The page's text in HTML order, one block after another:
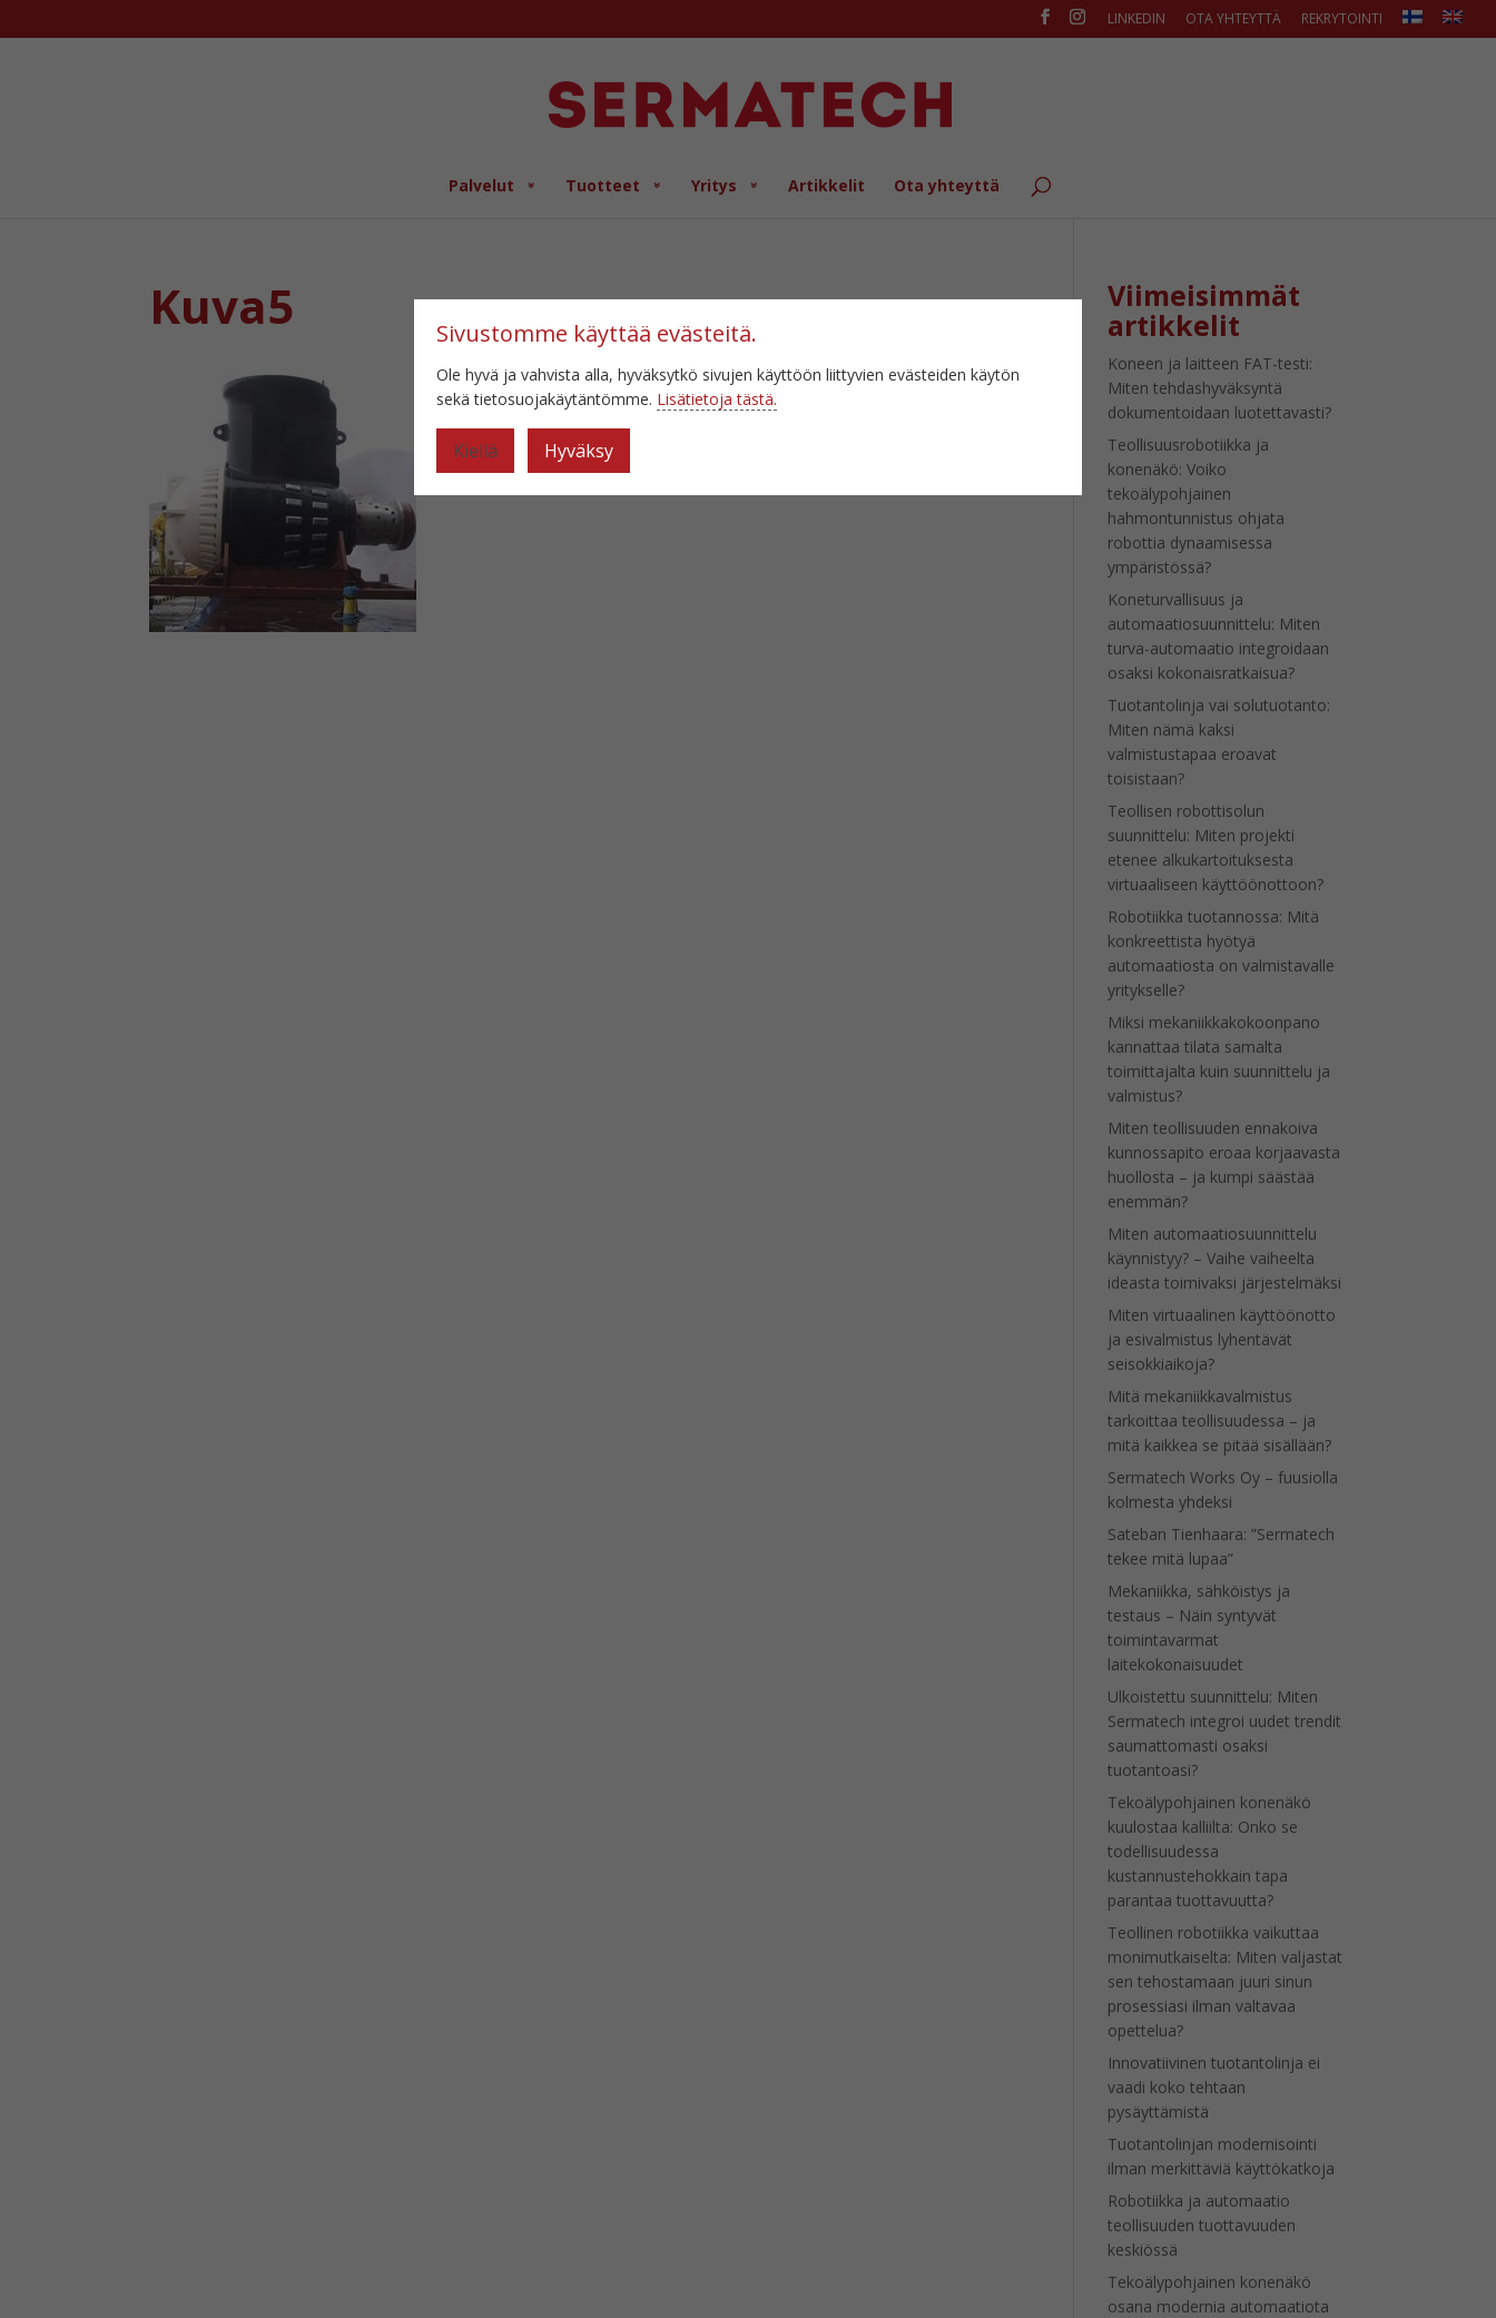
LINKEDIN OTA YHTEYTTÄ REKRYTOINTI
Palvelut Tuotteet Yritys Artikkelit Ota yhteyttä
Kuva5 Viimeisimmät
artikkelit
Koneen ja laitteen FAT-testi:
Miten tehdashyväksyntä
dokumentoidaan luotettavasti?
Teollisuusrobotiikka ja
konenäkö: Voiko
tekoälypohjainen
hahmontunnistus ohjata
robottia dynaamisessa
ympäristössä?
Koneturvallisuus ja
automaatiosuunnittelu: Miten
turva-automaatio integroidaan
osaksi kokonaisratkaisua?
Tuotantolinja vai solutuotanto:
Miten nämä kaksi
valmistustapaa eroavat
toisistaan?
Teollisen robottisolun
suunnittelu: Miten projekti
etenee alkukartoituksesta
virtuaaliseen käyttöönottoon?
Robotiikka tuotannossa: Mitä
konkreettista hyötyä
automaatiosta on valmistavalle
yritykselle?
Miksi mekaniikkakokoonpano
kannattaa tilata samalta
toimittajalta kuin suunnittelu ja
valmistus?
Miten teollisuuden ennakoiva
kunnossapito eroaa korjaavasta
huollosta – ja kumpi säästää
enemmän?
Miten automaatiosuunnittelu
käynnistyy? – Vaihe vaiheelta
ideasta toimivaksi järjestelmäksi
Miten virtuaalinen käyttöönotto
ja esivalmistus lyhentävät
seisokkiaikoja?
Mitä mekaniikkavalmistus
tarkoittaa teollisuudessa – ja
mitä kaikkea se pitää sisällään?
Sermatech Works Oy – fuusiolla
kolmesta yhdeksi
Sateban Tienhaara: ”Sermatech
tekee mitä lupaa”
Mekaniikka, sähköistys ja
testaus – Näin syntyvät
toimintavarmat
laitekokonaisuudet
Ulkoistettu suunnittelu: Miten
Sermatech integroi uudet trendit
saumattomasti osaksi
tuotantoasi?
Tekoälypohjainen konenäkö
kuulostaa kalliilta: Onko se
todellisuudessa
kustannustehokkain tapa
parantaa tuottavuutta?
Teollinen robotiikka vaikuttaa
monimutkaiselta: Miten valjastat
sen tehostamaan juuri sinun
prosessiasi ilman valtavaa
opettelua?
Innovatiivinen tuotantolinja ei
vaadi koko tehtaan
pysäyttämistä
Tuotantolinjan modernisointi
ilman merkittäviä käyttökatkoja
Robotiikka ja automaatio
teollisuuden tuottavuuden
keskiössä
Tekoälypohjainen konenäkö
osana modernia automaatiota
Sivustomme käyttää evästeitä.
Ole hyvä ja vahvista alla, hyväksytkö sivujen käyttöön liittyvien evästeiden käytön
sekä tietosuojakäytäntömme. Lisätietoja tästä.
Kiellä Hyväksy